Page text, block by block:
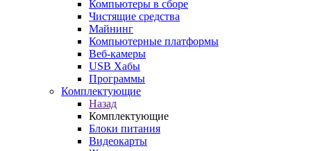
Компьютеры в сборе
Чистящие средства
Майнинг
Компьютерные платформы
Веб-камеры
USB Хабы
Программы
Комплектующие
Назад
Комплектующие
Блоки питания
Видеокарты